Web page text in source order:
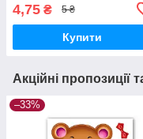
4,75 ₴ 5 ₴
Купити
Акційні пропозиції
–33%